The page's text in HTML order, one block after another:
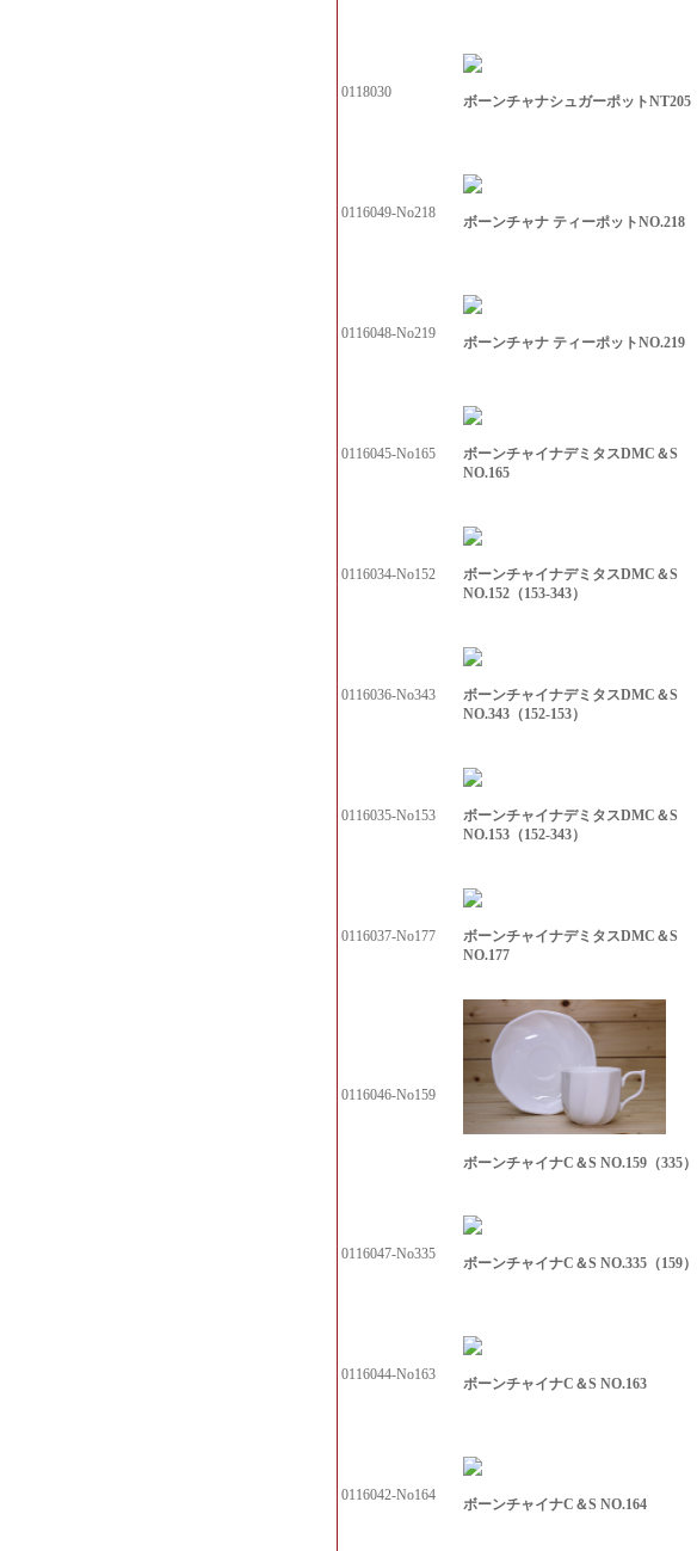
0118030
ボーンチャナシュガーポットNT205
0116049-No218
ボーンチャナ ティーポットNO.218
0116048-No219
ボーンチャナ ティーポットNO.219
0116045-No165
ボーンチャイナデミタスDMC＆S
NO.165
0116034-No152
ボーンチャイナデミタスDMC＆S
NO.152（153-343）
0116036-No343
ボーンチャイナデミタスDMC＆S
NO.343（152-153）
0116035-No153
ボーンチャイナデミタスDMC＆S
NO.153（152-343）
0116037-No177
ボーンチャイナデミタスDMC＆S
NO.177
0116046-No159
ボーンチャイナC＆S NO.159（335）
0116047-No335
ボーンチャイナC＆S NO.335（159）
0116044-No163
ボーンチャイナC＆S NO.163
0116042-No164
ボーンチャイナC＆S NO.164